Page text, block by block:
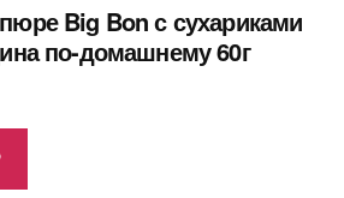
Big Bon с сухариками
по-домашнему 60г